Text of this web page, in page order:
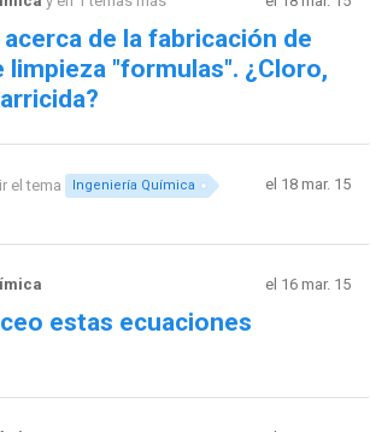
de la fabricación de
"formulas". ¿Cloro,
el tema Ingeniería Química el 18 mar. 15
el 16 mar. 15
estas ecuaciones